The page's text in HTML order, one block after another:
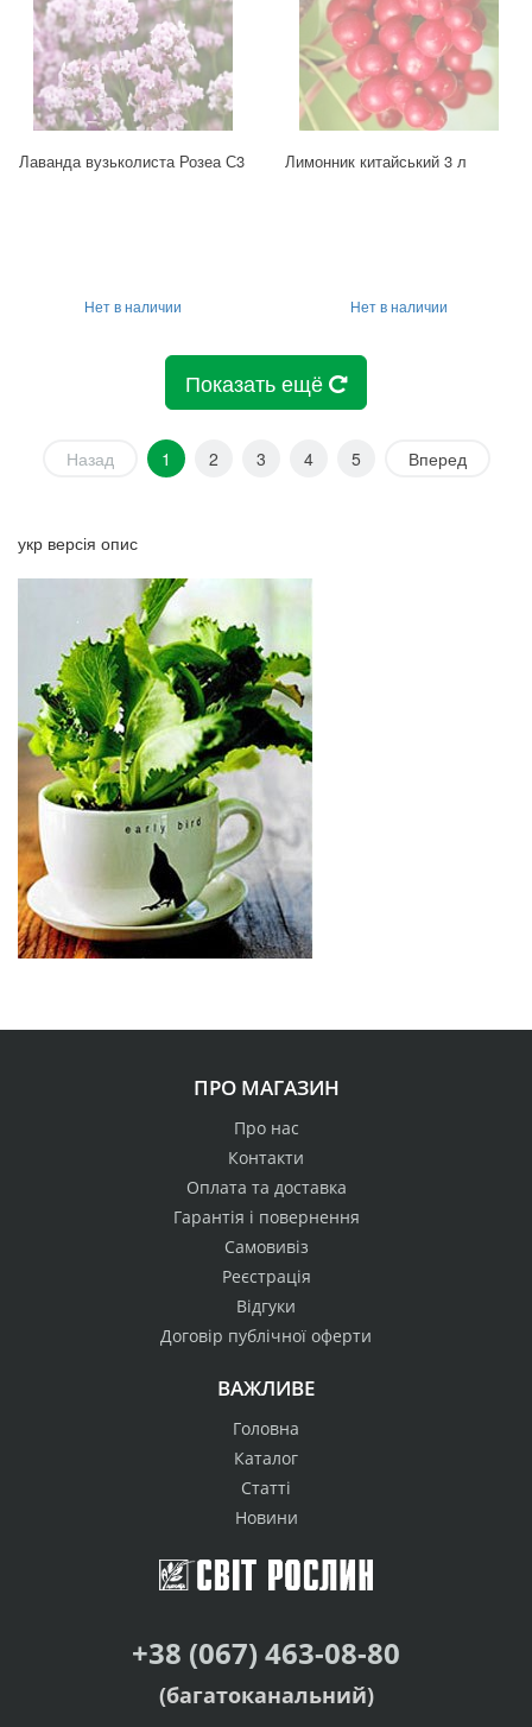
Лаванда вузьколиста Розеа С3
Нет в наличии
Лимонник китайський 3 л
Нет в наличии
Показать ещё
Назад 1 2 3 4 5 Вперед
укр версія опис
ПРО МАГАЗИН
Про нас
Контакти
Оплата та доставка
Гарантія і повернення
Самовивіз
Реєстрація
Відгуки
Договір публічної оферти
ВАЖЛИВЕ
Головна
Каталог
Статті
Новини
+38 (067) 463-08-80
(багатоканальний)